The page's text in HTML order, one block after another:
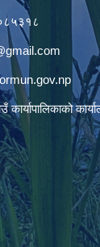
कार्यापालिकाको